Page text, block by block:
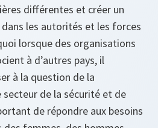
différentes et créer un
les autorités et les forces
lorsque des organisations
à d’autres pays, il
à la question de la
de la sécurité et de
de répondre aux besoins